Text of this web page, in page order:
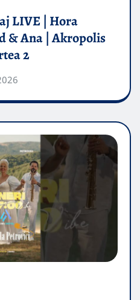
LIVE | Hora
& Ana | Akropolis
2